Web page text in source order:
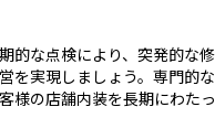
的な点検により、突発的な
を実現しましょう。専門的
様の店舗内装を長期にわた